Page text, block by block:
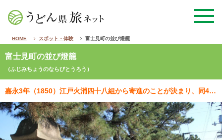
HOME スポット・体験 富士見町の並び燈籠
富士見町の並び燈籠
（ふじみちょうのならびとうろう）
嘉永3年（1850）江戸火消四十八組から寄進のことが決まり、同4年から石引きが賑やかに始まって最終的…